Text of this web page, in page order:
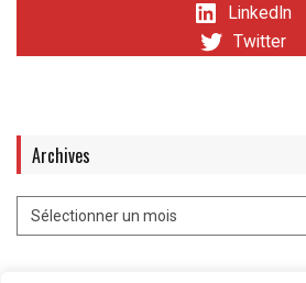
LinkedIn
Twitter
Archives